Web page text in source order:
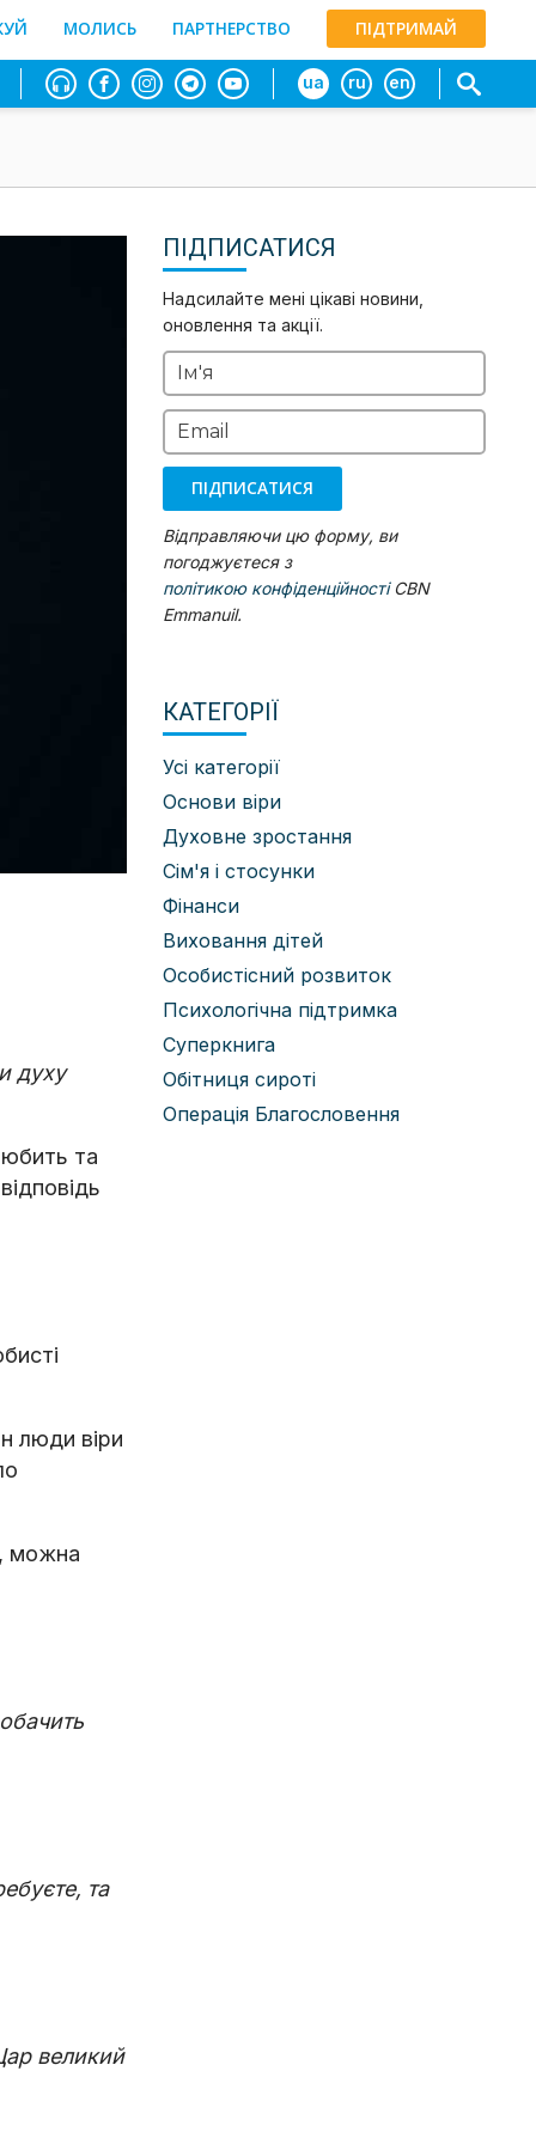
МОЛИСЬ ПАРТНЕРСТВО ПІДТРИМАЙ
ua ru en
духу
та
люди віри
можна
та
великий
ПІДПИСАТИСЯ
Надсилайте мені цікаві новини,
оновлення та акції.
Ім'я
Email
ПІДПИСАТИСЯ
Відправляючи цю форму, ви
погоджуєтеся з
політикою конфіденційностіCBN
Emmanuil.
КАТЕГОРІЇ
Усі категорії
Основи віри
Духовне зростання
Сім'я і стосунки
Фінанси
Виховання дітей
Особистісний розвиток
Психологічна підтримка
Суперкнига
Обітниця сироті
Операція Благословення